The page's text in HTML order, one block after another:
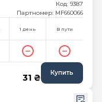
Код: 9387
Партномер: MF660066
1 день В пути
31 ₴ Купить